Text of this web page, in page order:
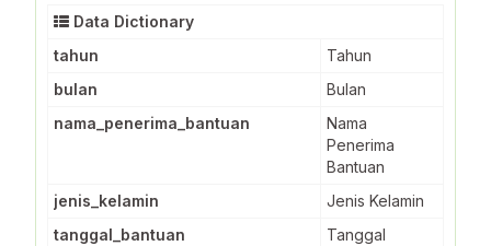
Data Dictionary
tahun
Tahun
bulan
Bulan
nama_penerima_bantuan
Nama
Penerima
Bantuan
jenis_kelamin
Jenis Kelamin
tanggal_bantuan
Tanggal